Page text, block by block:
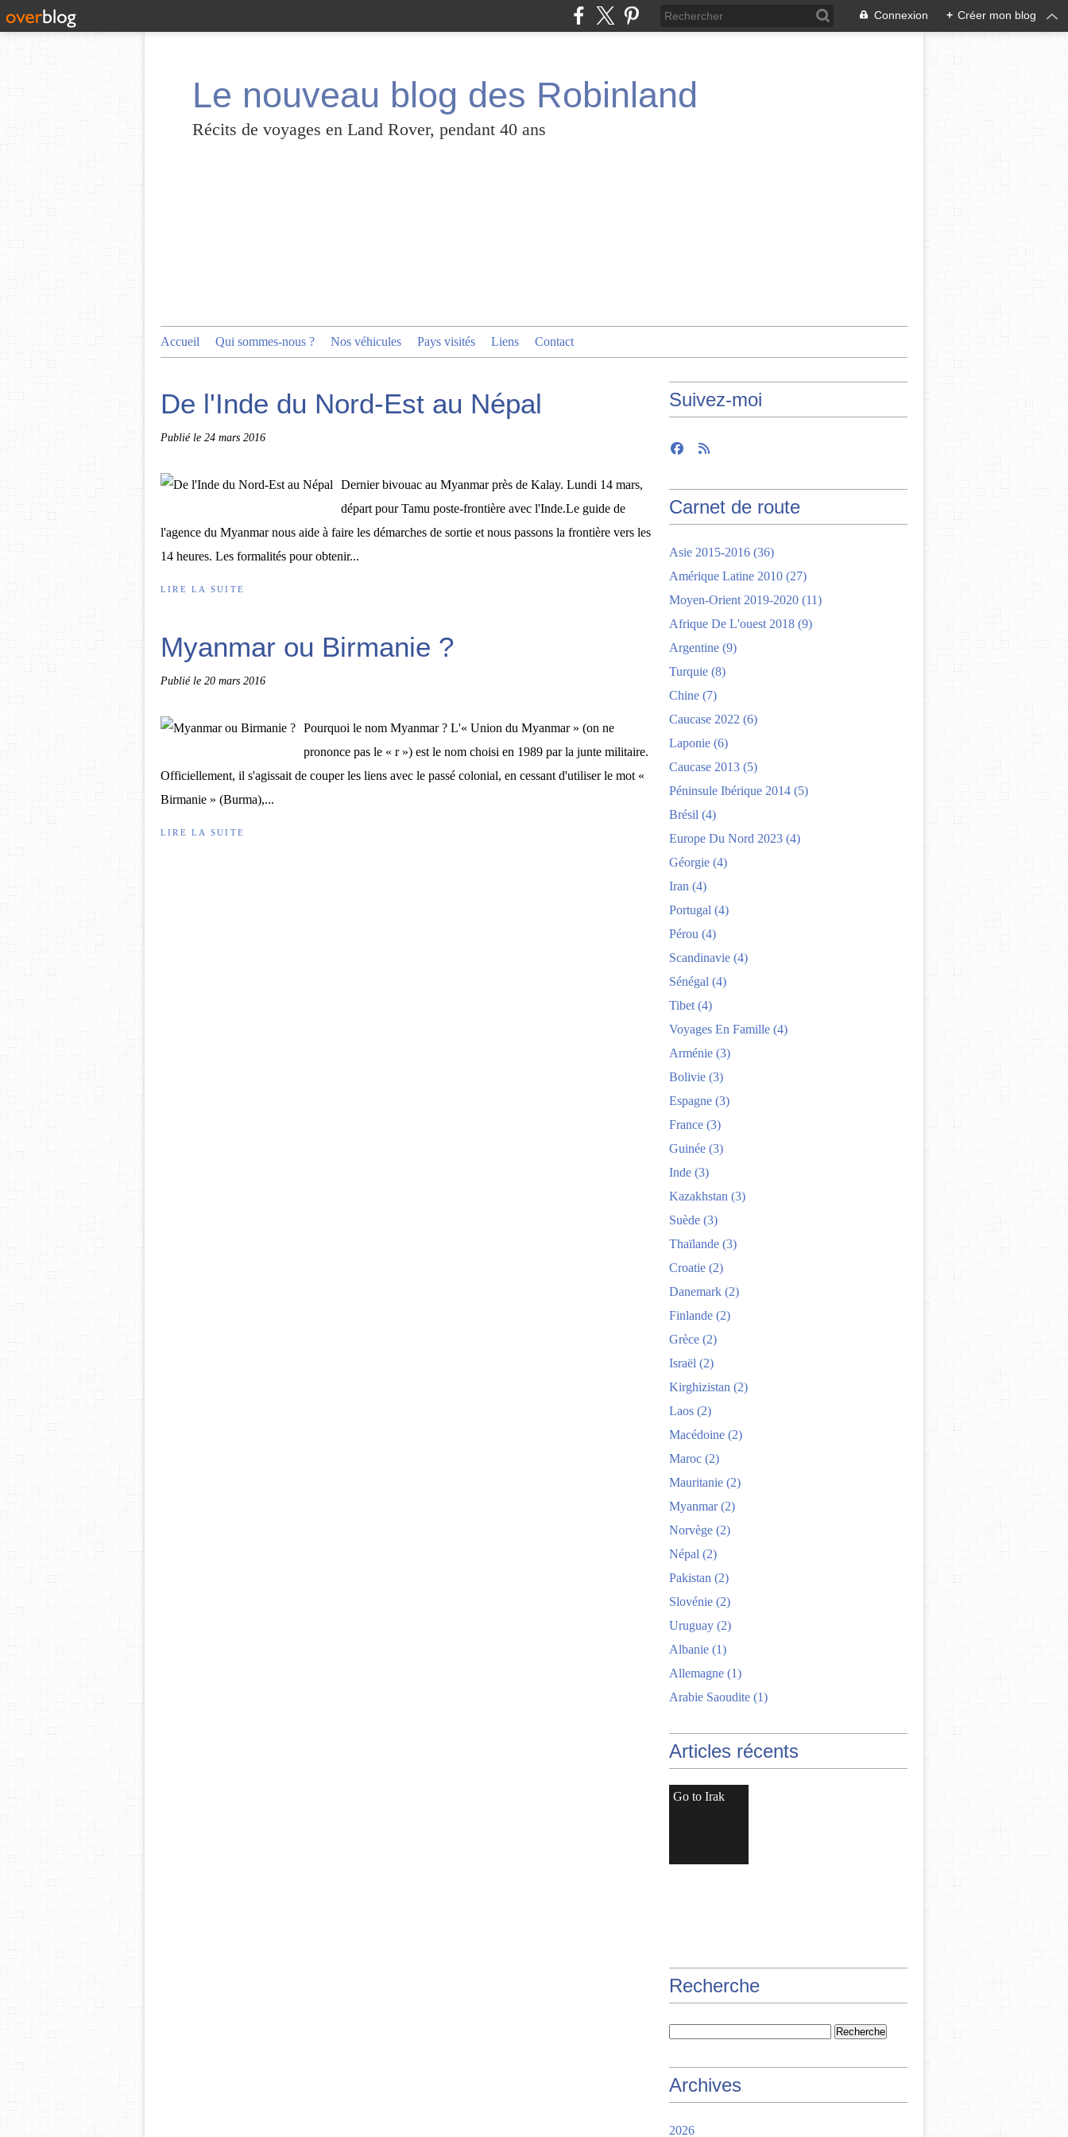
Connexion + Créer mon blog
Le nouveau blog des Robinland
Récits de voyages en Land Rover, pendant 40 ans
Accueil Qui sommes-nous ? Nos véhicules Pays visités Liens Contact
De l'Inde du Nord-Est au Népal
Publié le 24 mars 2016
Dernier bivouac au Myanmar près de Kalay. Lundi 14 mars,
départ pour Tamu poste-frontière avec l'Inde.Le guide de
l'agence du Myanmar nous aide à faire les démarches de sortie et nous passons la frontière vers les
14 heures. Les formalités pour obtenir...
LIRE LA SUITE
Myanmar ou Birmanie ?
Publié le 20 mars 2016
Pourquoi le nom Myanmar ? L'« Union du Myanmar » (on ne
prononce pas le « r ») est le nom choisi en 1989 par la junte militaire.
Officiellement, il s'agissait de couper les liens avec le passé colonial, en cessant d'utiliser le mot «
Birmanie » (Burma),...
LIRE LA SUITE
Suivez-moi
Carnet de route
Asie 2015-2016 (36)
Amérique Latine 2010 (27)
Moyen-Orient 2019-2020 (11)
Afrique De L'ouest 2018 (9)
Argentine (9)
Turquie (8)
Chine (7)
Caucase 2022 (6)
Laponie (6)
Caucase 2013 (5)
Péninsule Ibérique 2014 (5)
Brésil (4)
Europe Du Nord 2023 (4)
Géorgie (4)
Iran (4)
Portugal (4)
Pérou (4)
Scandinavie (4)
Sénégal (4)
Tibet (4)
Voyages En Famille (4)
Arménie (3)
Bolivie (3)
Espagne (3)
France (3)
Guinée (3)
Inde (3)
Kazakhstan (3)
Suède (3)
Thaïlande (3)
Croatie (2)
Danemark (2)
Finlande (2)
Grèce (2)
Israël (2)
Kirghizistan (2)
Laos (2)
Macédoine (2)
Maroc (2)
Mauritanie (2)
Myanmar(2)
Norvège (2)
Népal (2)
Pakistan (2)
Slovénie (2)
Uruguay (2)
Albanie (1)
Allemagne (1)
Arabie Saoudite (1)
Articles récents
Go to Irak
Recherche
Archives
2026